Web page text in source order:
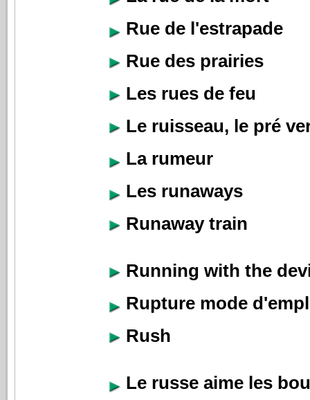
Rue de l'estrapade
Rue des prairies
Les rues de feu
Le ruisseau, le pré
La rumeur
Les runaways
Runaway train
Running with the
Rupture mode
Rush
Le russe aime les